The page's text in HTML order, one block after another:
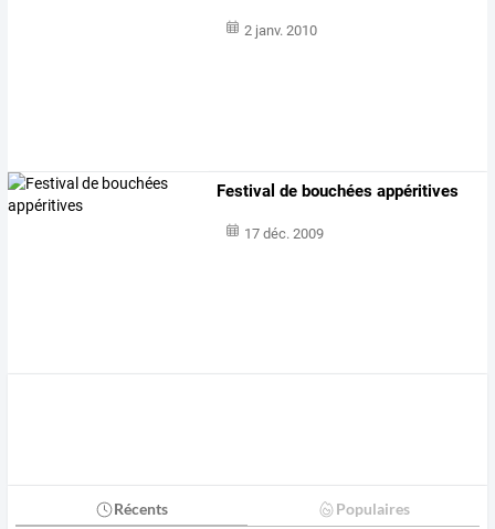
2 janv. 2010
Festival de bouchées appéritives
17 déc. 2009
Récents Populaires